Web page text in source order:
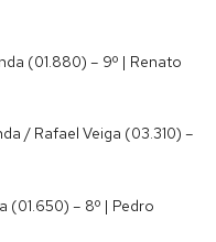
(01.880) – 9º | Renato
/ Rafael Veiga (03.310) –
(01.650) – 8º | Pedro